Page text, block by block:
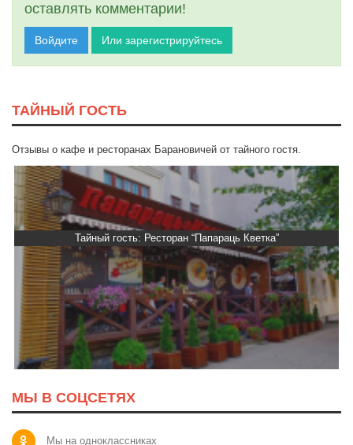
оставлять комментарии!
Войдите Или зарегистрируйтесь
ТАЙНЫЙ ГОСТЬ
Отзывы о кафе и ресторанах Барановичей от тайного гостя.
Тайный гость: Ресторан “Папараць Кветка”
МЫ В СОЦСЕТЯХ
Мы на одноклассниках